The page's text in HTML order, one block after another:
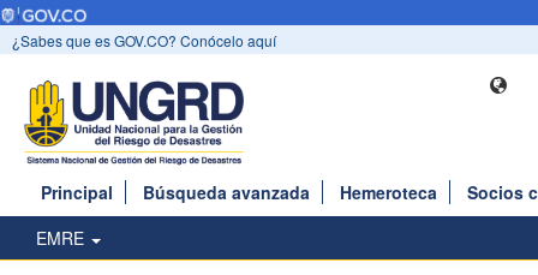
¿Sabes que es GOV.CO? Conócelo aquí
Principal Búsqueda avanzada Hemeroteca
Socios
EMRE